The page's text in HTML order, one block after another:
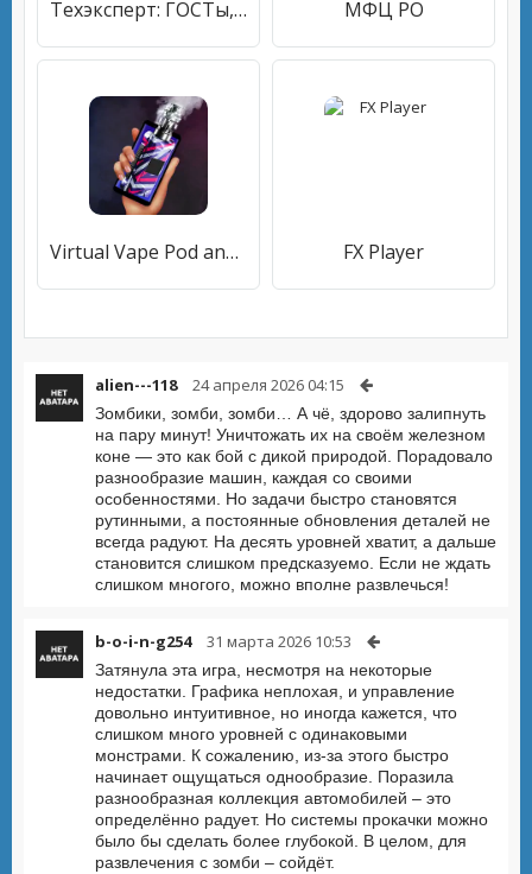
Техэксперт: ГОСТы, СНиПы, СП МФЦ РО
Virtual Vape Pod and Gun Trick FX Player
alien---118 24 апреля 2026 04:15
Зомбики, зомби, зомби… А чё, здорово залипнуть
на пару минут! Уничтожать их на своём железном
коне — это как бой с дикой природой. Порадовало
разнообразие машин, каждая со своими
особенностями. Но задачи быстро становятся
рутинными, а постоянные обновления деталей не
всегда радуют. На десять уровней хватит, а дальше
становится слишком предсказуемо. Если не ждать
слишком многого, можно вполне развлечься!
b-o-i-n-g254 31 марта 2026 10:53
Затянула эта игра, несмотря на некоторые
недостатки. Графика неплохая, и управление
довольно интуитивное, но иногда кажется, что
слишком много уровней с одинаковыми
монстрами. К сожалению, из-за этого быстро
начинает ощущаться однообразие. Поразила
разнообразная коллекция автомобилей – это
определённо радует. Но системы прокачки можно
было бы сделать более глубокой. В целом, для
развлечения с зомби – сойдёт.